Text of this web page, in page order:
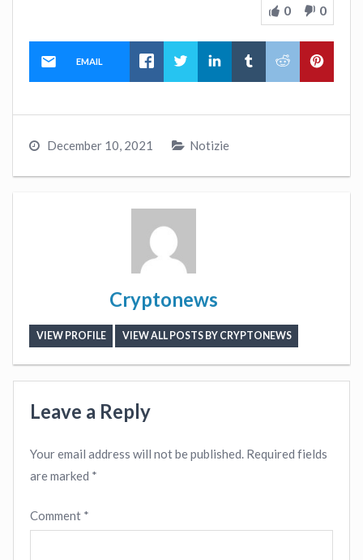
0 0
EMAIL
December 10, 2021 Notizie
Cryptonews
VIEW PROFILE VIEW ALL POSTS BY CRYPTONEWS
Leave a Reply
Your email address will not be published. Required fields
are marked *
Comment *